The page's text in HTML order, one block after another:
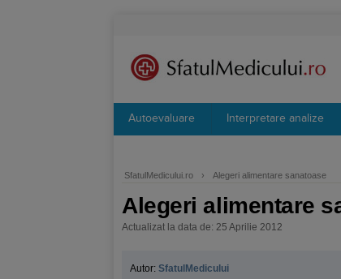
Autoevaluare Interpretare analize
SfatulMedicului.ro › Alegeri alimentare sanatoase
Alegeri alimentare
Actualizat la data de: 25 Aprilie 2012
Autor: SfatulMedicului